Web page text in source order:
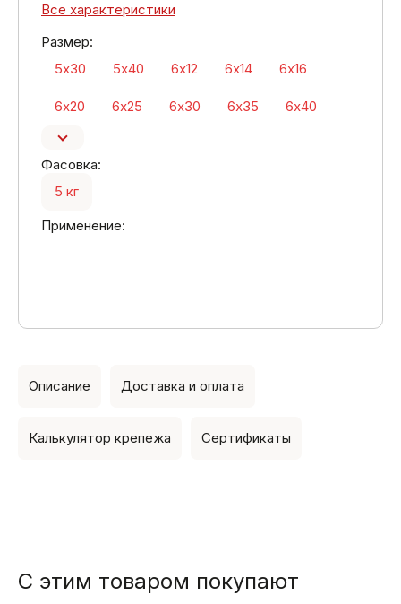
Все характеристики
Размер:
5х30
5х40 6х12 6х14 6х16
6х20 6х25 6х30 6х35 6х40
Фасовка:
5 кг
Применение:
Описание Доставка и оплата
Калькулятор крепежа Сертификаты
С этим товаром покупают